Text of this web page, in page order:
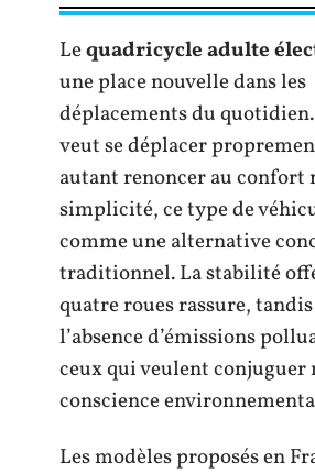
Lequadricycle adulte
une place nouvelle dans les
déplacements du
veut se déplacer
autant renoncer au confort
simplicité, ce type de
comme une alternative
traditionnel. La stabilité
quatre roues rassure,
l’absence d’émissions
ceux qui veulent conjuguer
conscience
Les modèles proposés en